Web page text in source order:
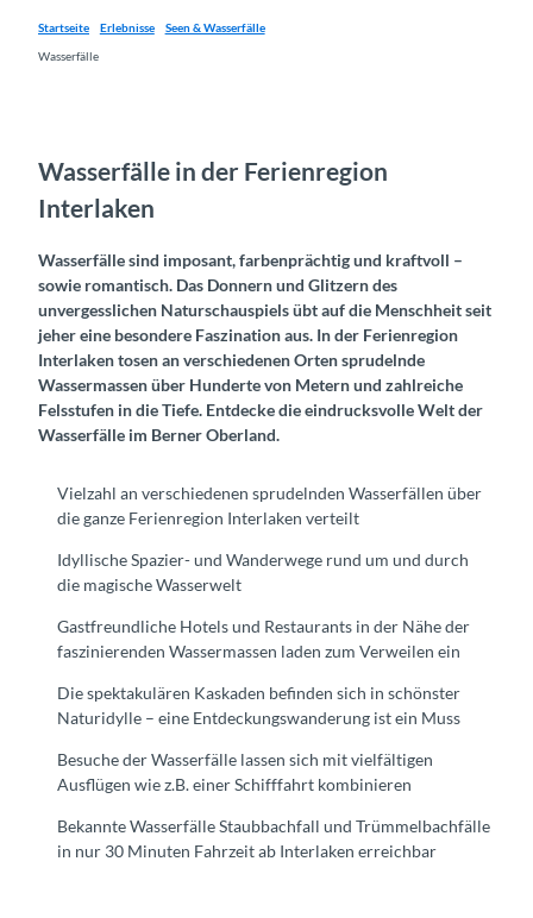
Startseite Erlebnisse
Seen & Wasserfälle
Wasserfälle
Wasserfälle in der Ferienregion
Interlaken
Wasserfälle sind imposant, farbenprächtig und kraftvoll –
sowie romantisch. Das Donnern und Glitzern des
unvergesslichen Naturschauspiels übt auf die Menschheit seit
jeher eine besondere Faszination aus. In der Ferienregion
Interlaken tosen an verschiedenen Orten sprudelnde
Wassermassen über Hunderte von Metern und zahlreiche
Felsstufen in die Tiefe. Entdecke die eindrucksvolle Welt der
Wasserfälle im Berner Oberland.
Vielzahl an verschiedenen sprudelnden Wasserfällen über
die ganze Ferienregion Interlaken verteilt
Idyllische Spazier- und Wanderwege rund um und durch
die magische Wasserwelt
Gastfreundliche Hotels und Restaurants in der Nähe der
faszinierenden Wassermassen laden zum Verweilen ein
Die spektakulären Kaskaden befinden sich in schönster
Naturidylle – eine Entdeckungswanderung ist ein Muss
Besuche der Wasserfälle lassen sich mit vielfältigen
Ausflügen wie z.B. einer Schifffahrt kombinieren
Bekannte Wasserfälle Staubbachfall und Trümmelbachfälle
in nur 30 Minuten Fahrzeit ab Interlaken erreichbar